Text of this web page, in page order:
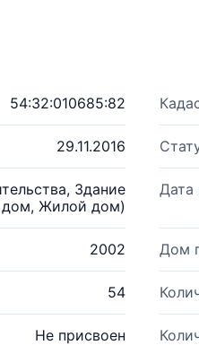
54:32:010685:82
29.11.2016
Здание
дом, Жилой дом)
Дата
2002 Дом
54
Не присвоен